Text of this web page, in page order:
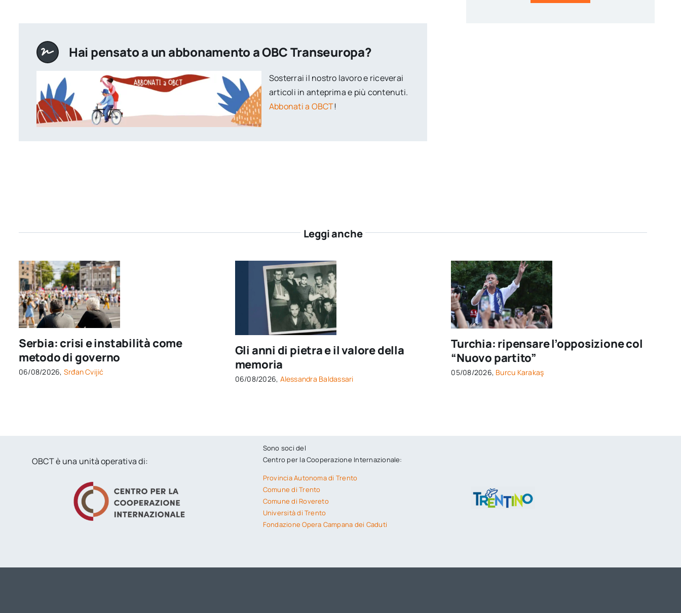
Hai pensato a un abbonamento a OBC Transeuropa?
Sosterrai il nostro lavoro e riceverai
articoli in anteprima e più contenuti.
Abbonati a OBCT!
Leggi anche
Serbia: crisi e instabilità come
metodo di governo
06/08/2026, Srđan Cvijić
Gli anni di pietra e il valore della
memoria
06/08/2026, Alessandra Baldassari
Turchia: ripensare l’opposizione col
“Nuovo partito”
05/08/2026, Burcu Karakaş
OBCT è una unità operativa di:
Sono soci del
Centro per la Cooperazione Internazionale:
Provincia Autonoma di Trento
Comune di Trento
Comune di Rovereto
Università di Trento
Fondazione Opera Campana dei Caduti